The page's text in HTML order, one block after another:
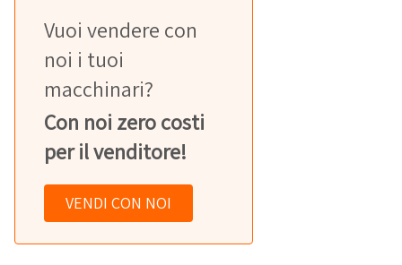
Vuoi vendere con
noi i tuoi
macchinari?
Con noi zero costi
per il venditore!
VENDI CON NOI